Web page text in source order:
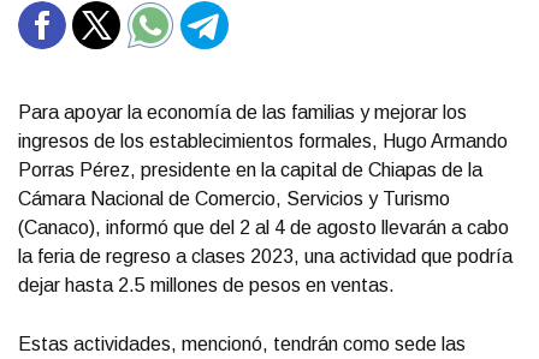
Para apoyar la economía de las familias y mejorar los
ingresos de los establecimientos formales, Hugo Armando
Porras Pérez, presidente en la capital de Chiapas de la
Cámara Nacional de Comercio, Servicios y Turismo
(Canaco), informó que del 2 al 4 de agosto llevarán a cabo
la feria de regreso a clases 2023, una actividad que podría
dejar hasta 2.5 millones de pesos en ventas.
Estas actividades, mencionó, tendrán como sede las